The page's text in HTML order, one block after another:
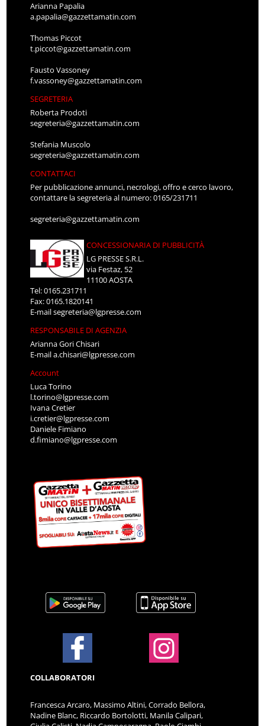
Arianna Papalia
a.papalia@gazzettamatin.com
Thomas Piccot
t.piccot@gazzettamatin.com
Fausto Vassoney
f.vassoney@gazzettamatin.com
SEGRETERIA
Roberta Prodoti
segreteria@gazzettamatin.com
Stefania Muscolo
segreteria@gazzettamatin.com
CONTATTACI
Per pubblicazione annunci, necrologi, offro e cerco lavoro,
contattare la segreteria al numero: 0165/231711
segreteria@gazzettamatin.com
CONCESSIONARIA DI PUBBLICITÀ
LG PRESSE S.R.L.
via Festaz, 52
11100 AOSTA
Tel: 0165.231711
Fax: 0165.1820141
E-mailsegreteria@lgpresse.com
RESPONSABILE DI AGENZIA
Arianna Gori Chisari
E-maila.chisari@lgpresse.com
Account
Luca Torino
l.torino@lgpresse.com
Ivana Cretier
i.cretier@lgpresse.com
Daniele Fimiano
d.fimiano@lgpresse.com
COLLABORATORI
Francesca Arcaro, Massimo Altini, Corrado Bellora,
Nadine Blanc, Riccardo Bortolotti, Manila Calipari,